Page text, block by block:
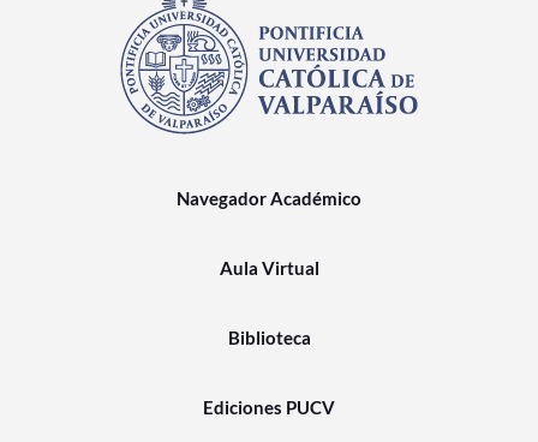
Navegador Académico
Aula Virtual
Biblioteca
Ediciones PUCV